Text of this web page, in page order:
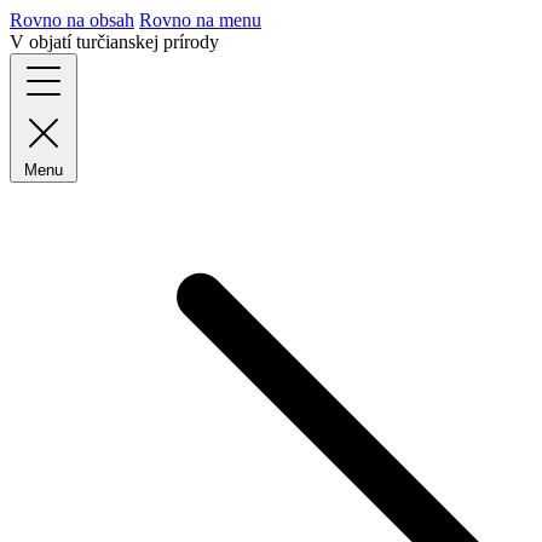
Rovno na obsah Rovno na menu
V objatí turčianskej prírody
Menu